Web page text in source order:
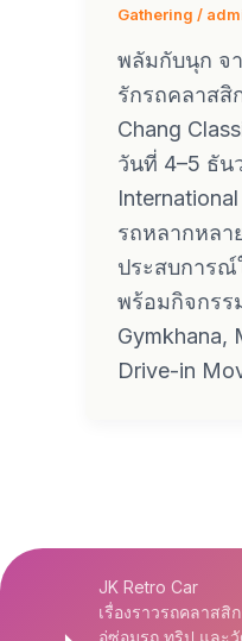
Gathering /
พลัมกับนุก จ
รักรถคลาสสิ
Chang
วันที่ 4–5 ธัน
รถหลากหล
ประสบการณ์
พร้อมกิจกรร
Gymkhana,
Drive-in
JK Retro Car
เรื่องราวรถคลาสสิ